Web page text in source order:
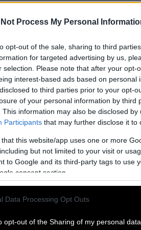
Not Process My Personal
opt-out of the sale, sharing to third
for targeted advertising by us,
selection. Please note that after your opt-
interest-based ads based on personal
to third parties prior to your opt-
of your personal information by third
This information may also be disclosed
Participants that may further disclose it to
that this website/app uses one or more
but not limited to your visit or
to Google and its third-party tags to use
consent section.
Data Processing Opt Outs
opt-out of the Sharing of my personal
στον κινηματογράφο
αδερφών Γκριμ, Άντερσεν και
αίθουσες και η προβολή τους
σήμανση – Απαραίτητη η
που κατέκτησε το Χόλιγουντ
Mike XXL» είναι ένα από τα
και φυσικά ένα από τα
τα δύο πάνε πάντα πακέτο…
Σαρίφ